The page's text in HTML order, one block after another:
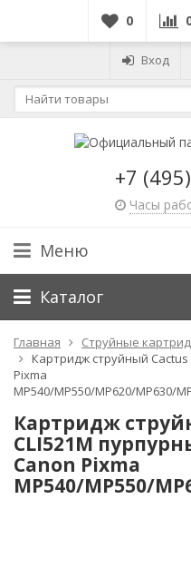
0
Вход
+7
Часы
Меню
Каталог
Главная
Струйные
Картридж струйный Cactus
Pixma
MP540/MP550/MP620/MP630/
Картридж
CLI521M
Canon Pixma
MP540/MP550/